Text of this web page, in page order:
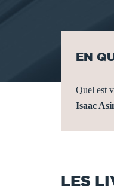
EN
Quel est
Isaac
LES